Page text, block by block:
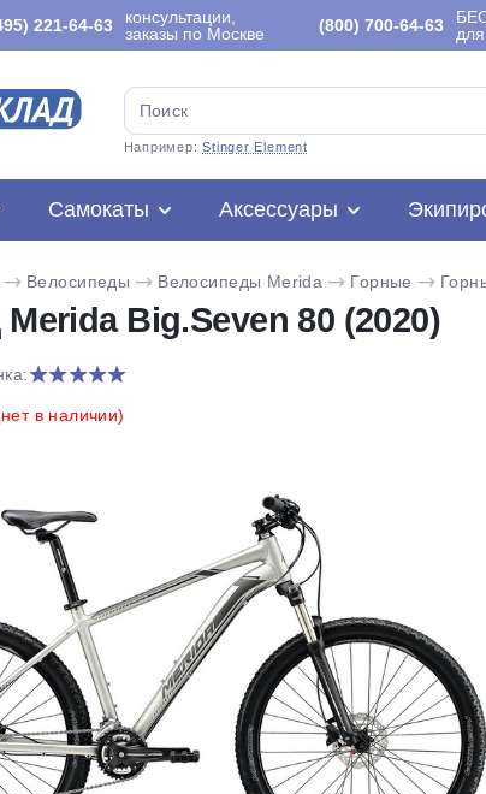
221-64-63
консультации,
заказы по Москве
(800) 700-64-63
Например:Stinger Element
Самокаты Аксессуары
Велосипеды Велосипеды Merida Горные
Big.Seven 80 (2020)
в наличии)
Разбейте
на части
График
Сегодня
25%